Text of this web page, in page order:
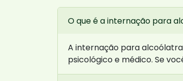
O que é a internação para
A internação para
psicológico e médico. Se